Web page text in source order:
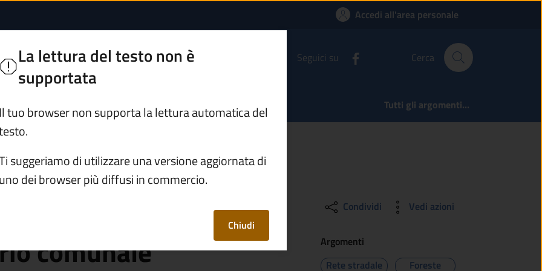
pastorali (VASP) sul territorio
Accedi all'area personale
Pietro
Camonica "Civiltà delle pietre"
Seguici su Cerca
Servizi Vivere Ono San Pietro Tutti gli argomenti...
Documento (tecnico) di supporto
territorio comunale
silvo-pastorali
comunale
Condividi Vedi azioni
La lettura del testo non è
supportata
Il tuo browser non supporta la lettura automatica del
suggeriamo di utilizzare una versione aggiornata di
uno dei browser più diffusi in commercio.
Chiudi
Argomenti
Rete stradale
Foreste